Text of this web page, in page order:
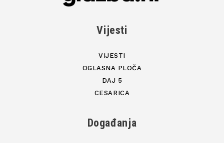
Vijesti
VIJESTI
OGLASNA PLOČA
DAJ 5
CESARICA
Događanja